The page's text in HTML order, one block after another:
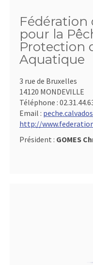
Fédération
pour la
Protection
Aquatique
3 rue de Bruxelles
14120 MONDEVILLE
Téléphone :
Email :
http://
Président : GOMES